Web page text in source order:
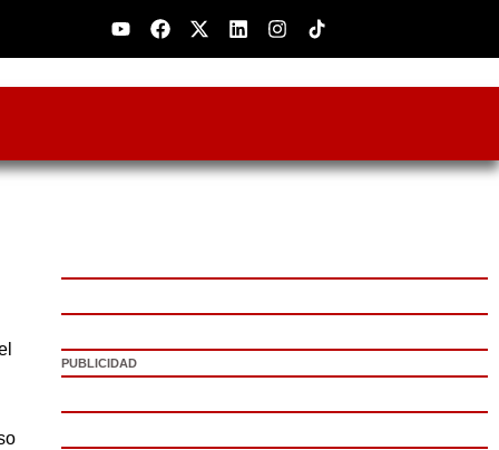
YoutubeFacebook
X-
twitter
LinkedinInstagram
PUBLICIDAD